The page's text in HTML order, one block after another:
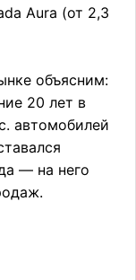
Aura (от 2,3
объясним:
20 лет в
автомобилей
— на него